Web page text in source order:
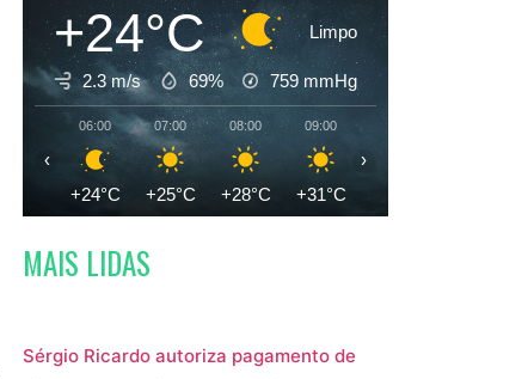
+24°C Limpo
2.3 m/s 69% 759 mmHg
06:00
+24°C
07:00
+25°C
08:00
+28°C
09:00
+31°C
‹ ›
MAIS LIDAS
Sérgio Ricardo autoriza pagamento de